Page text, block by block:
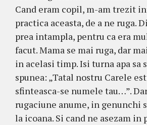
Cand eram copil, m-am trezit
practica aceasta, de a ne ruga.
prea intampla, pentru ca era
facut. Mama se mai ruga, dar
in acelasi timp. Isi turna apa sa
spunea: „Tatal nostru Carele
sfinteasca-se numele tau…”.
rugaciune anume, in genunchi
la icoana. Si cand ne asezam in